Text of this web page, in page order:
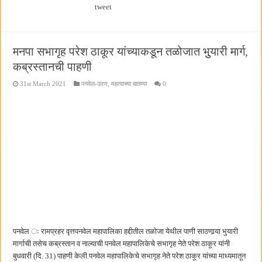
tweet
मनपा सभागृह परेश ठाकूर यांच्याकडून तळोजात भुुयारी मार्ग,
कब्रस्तानची पाहणी
31st March 2021 पनवेल-उरण ,महत्वाच्या बातम्या 0
पनवेल ः रामप्रहर वृत्तपनवेल महापालिका हद्दीतील तळोजा येथील पाणी साठणार्‍या भुयारी
मार्गाची तसेच कब्रस्तान व नाल्याची पनवेल महापालिकेचे सभागृह नेते परेश ठाकूर यांनी
बुधवारी (दि. 31) पाहणी केली.पनवेल महापालिकेचे सभागृह नेते परेश ठाकूर यांच्या माध्यमातून